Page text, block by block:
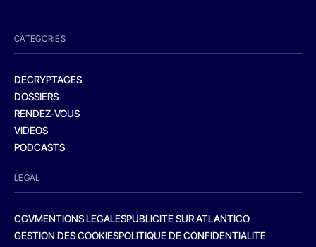
CATEGORIES
DECRYPTAGES
DOSSIERS
RENDEZ-VOUS
VIDEOS
PODCASTS
LEGAL
CGVMENTIONS LEGALESPUBLICITE SUR ATLANTICO
GESTION DES COOKIESPOLITIQUE DE CONFIDENTIALITE